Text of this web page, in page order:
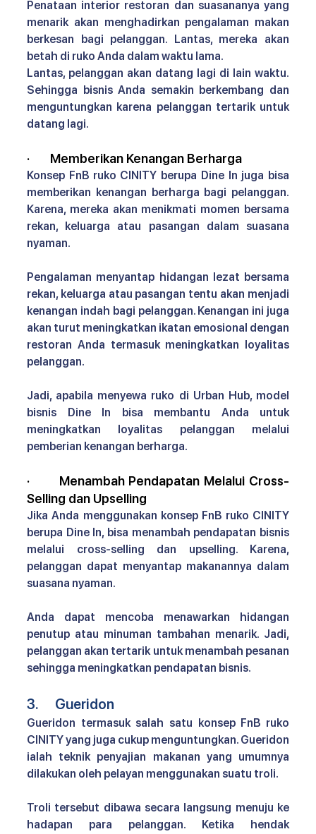
Penataan interior restoran dan suasananya yang
menarik akan menghadirkan pengalaman makan
berkesan bagi pelanggan. Lantas, mereka akan
betah di ruko Anda dalam waktu lama.
Lantas, pelanggan akan datang lagi di lain waktu.
Sehingga bisnis Anda semakin berkembang dan
menguntungkan karena pelanggan tertarik untuk
datang lagi.
· Memberikan Kenangan Berharga
Konsep FnB ruko CINITY berupa Dine In juga bisa
memberikan kenangan berharga bagi pelanggan.
Karena, mereka akan menikmati momen bersama
rekan, keluarga atau pasangan dalam suasana
nyaman.
Pengalaman menyantap hidangan lezat bersama
rekan, keluarga atau pasangan tentu akan menjadi
kenangan indah bagi pelanggan. Kenangan ini juga
akan turut meningkatkan ikatan emosional dengan
restoran Anda termasuk meningkatkan loyalitas
pelanggan.
Jadi, apabila menyewa ruko di Urban Hub, model
bisnis Dine In bisa membantu Anda untuk
meningkatkan loyalitas pelanggan melalui
pemberian kenangan berharga.
· Menambah Pendapatan Melalui Cross-
Selling dan Upselling
Jika Anda menggunakan
berupa Dine In, bisa menambah pendapatan bisnis
melalui cross-selling dan upselling. Karena,
pelanggan dapat menyantap makanannya dalam
suasana nyaman.
Anda dapat mencoba menawarkan hidangan
penutup atau minuman tambahan menarik. Jadi,
pelanggan akan tertarik untuk menambah pesanan
sehingga meningkatkan pendapatan bisnis.
3.      Gueridon
Gueridon termasuk salah satu konsep FnB ruko
CINITY yang juga cukup menguntungkan. Gueridon
ialah teknik penyajian makanan yang umumnya
dilakukan oleh pelayan menggunakan suatu troli.
Troli tersebut dibawa secara langsung menuju ke
hadapan para pelanggan. Ketika hendak